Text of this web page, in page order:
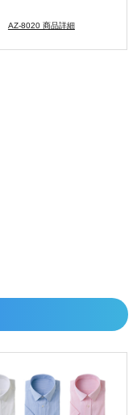
AZ-8020 商品詳細